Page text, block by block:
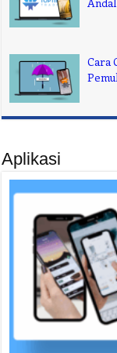
Cara
Aplikasi